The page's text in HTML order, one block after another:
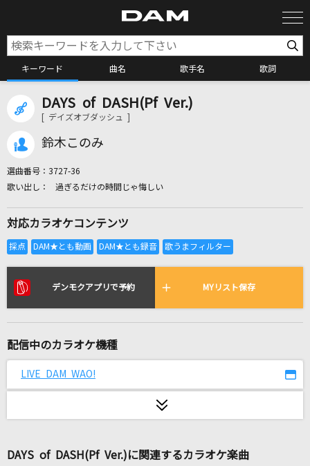
キーワード 曲名 歌手名 歌詞
カラオケ検索
全国りれき
リアルタイムで歌われている曲の一覧
[生音]さくらんぼ
[生音]恋の予感
DAYS of DASH(Pf Ver.)
[ デイズオブダッシュ ]
鈴木このみ
選曲番号： 3727-36
過ぎるだけの時間じゃ悔しい
対応カラオケコンテンツ
デンモクアプリで予約 MYリスト保存
配信中のカラオケ機種
LIVE DAM WAO!
DAYS of DASH(Pf Ver.)に関連するカラオケ楽曲